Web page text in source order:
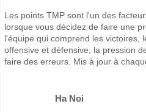
Les points TMP sont l'un des
lorsque vous décidez de faire une
l'équipe qui comprend les victoires,
offensive et défensive, la pression
faire des erreurs. Mis à jour à
Ha Noi